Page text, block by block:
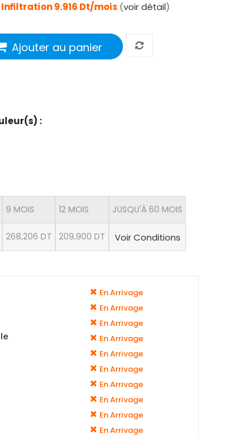
Infiltration 9.916 Dt/mois (voir détail)
Ajouter au panier
:
9 MOIS
268,206 DT
12 MOIS
209,900 DT
JUSQU'À 60 MOIS
Voir Conditions
En Arrivage
En Arrivage
En Arrivage
En Arrivage
En Arrivage
En Arrivage
En Arrivage
En Arrivage
En Arrivage
En Arrivage